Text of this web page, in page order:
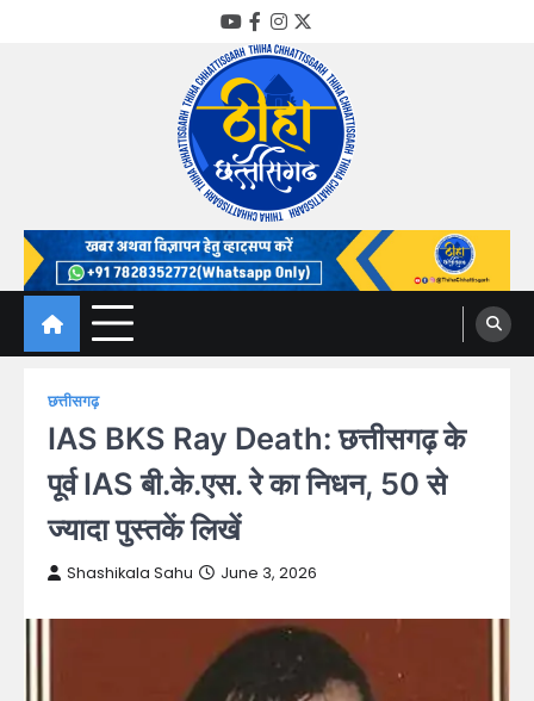
YouTube
Facebook
Instagram
Twitter
Thiha Chhattisgarh
गोठ जन-जन के
छत्तीसगढ़
IAS BKS Ray Death: छत्तीसगढ़ के
पूर्व IAS बी.के.एस. रे का निधन, 50 से
ज्यादा पुस्तकें लिखें
Shashikala Sahu June 3, 2026